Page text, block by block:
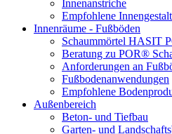
Innenanstriche
Empfohlene
Innenräume - Fußböden
Schaummörtel HASIT
Beratung zu POR®
Anforderungen an
Fußbodenanwendungen
Empfohlene
Außenbereich
Beton- und Tiefbau
Garten- und